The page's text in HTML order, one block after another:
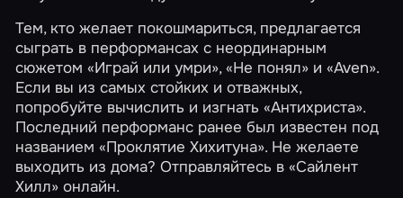
Тем, кто желает покошмариться, предлагается
сыграть в перформансах с неординарным
сюжетом«Играй или умри»,«Не понял» и«Aven».
Если вы из самых стойких и отважных,
попробуйте вычислить и изгнать«Антихриста».
Последний перформанс ранее был известен под
названием «Проклятие Хихитуна». Не желаете
выходить из дома? Отправляйтесь в«Сайлент
Хилл» онлайн.